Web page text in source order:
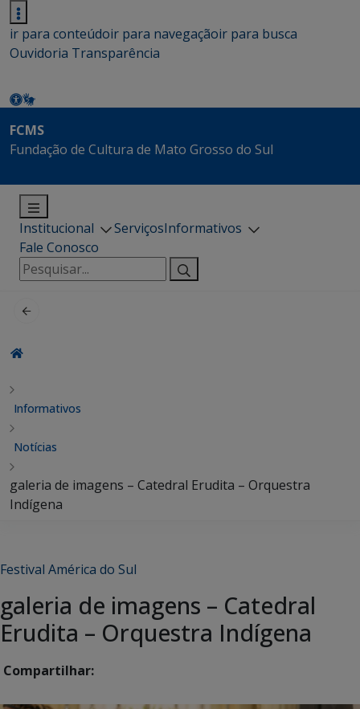
ir para conteúdoir para navegaçãoir para busca
Ouvidoria Transparência
FCMS
Fundação de Cultura de Mato Grosso do Sul
Institucional ServiçosInformativos
Fale Conosco
Pesquisar
por:
Informativos
Notícias
galeria de imagens – Catedral Erudita – Orquestra
Indígena
Festival América do Sul
galeria de imagens – Catedral
Erudita – Orquestra Indígena
Compartilhar: